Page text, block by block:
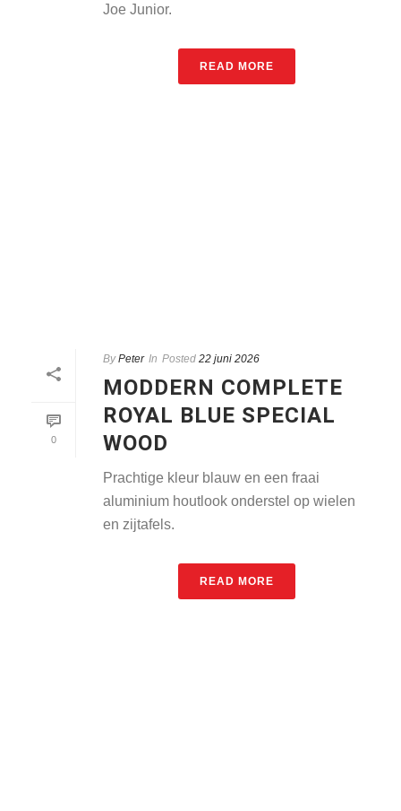
Joe Junior.
READ MORE
0
By Peter In Posted 22 juni 2026
MODDERN COMPLETE
ROYAL BLUE SPECIAL
WOOD
Prachtige kleur blauw en een fraai
aluminium houtlook onderstel op wielen
en zijtafels.
READ MORE